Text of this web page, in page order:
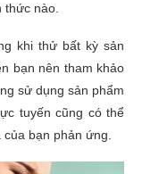
thức nào.
khi thử bất kỳ sản
bạn nên tham khảo
sử dụng sản phẩm
tuyếncũng có thể
bạn phản ứng.